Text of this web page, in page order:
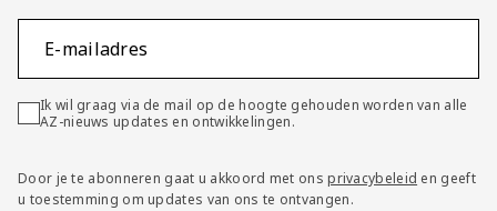
E-mailadres
Ik wil graag via de mail op de hoogte gehouden worden van alle
AZ-nieuws updates en ontwikkelingen.
Door je te abonneren gaat u akkoord met onsprivacybeleid en geeft
u toestemming om updates van ons te ontvangen.